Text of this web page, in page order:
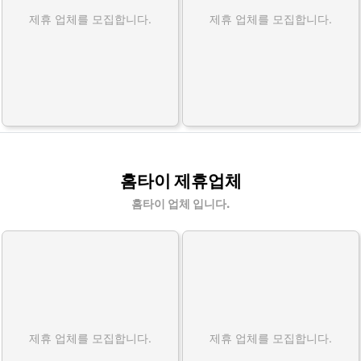
제휴 업체를 모집합니다. 제휴 업체를 모집합니다.
홈타이 제휴업체
홈타이 업체 입니다.
제휴 업체를 모집합니다. 제휴 업체를 모집합니다.